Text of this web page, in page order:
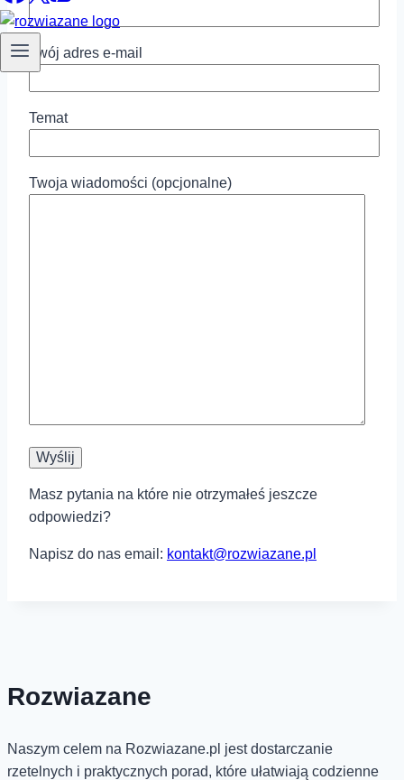
Twój adres e-mail
Temat
Twoja wiadomości (opcjonalne)
Masz pytania na które nie otrzymałeś jeszcze
odpowiedzi?
Napisz do nas email: kontakt@rozwiazane.pl
Rozwiazane
Naszym celem na Rozwiazane.pl jest dostarczanie
rzetelnych i praktycznych porad, które ułatwiają codzienne